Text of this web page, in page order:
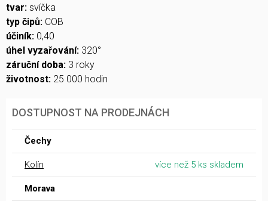
tvar: svíčka
typ čipů: COB
účiník: 0,40
úhel vyzařování: 320°
záruční doba: 3 roky
životnost: 25 000 hodin
DOSTUPNOST NA PRODEJNÁCH
Čechy
Kolín více než 5 ks skladem
Morava